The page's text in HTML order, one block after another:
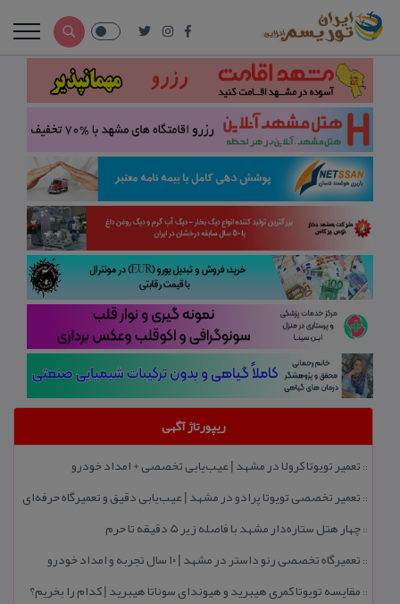
ریپورتاژ آگهی
:: تعمیر تویوتا كرولا در مشهد | عیب‌یابی تخصصی + امداد خودرو
:: تعمیر تخصصی تویوتا پرادو در مشهد | عیب‌یابی دقیق و تعمیرگاه حرفه‌ای
::چهار هتل‌ ستاره‌دار مشهد با فاصله زیر 5 دقیقه تا حرم
:: تعمیرگاه تخصصی رنو داستر در مشهد | ۱۰ سال تجربه و امداد خودرو
:: مقایسه تویوتا كمری هیبرید و هیوندای سوناتا هیبرید | كدام را بخریم؟